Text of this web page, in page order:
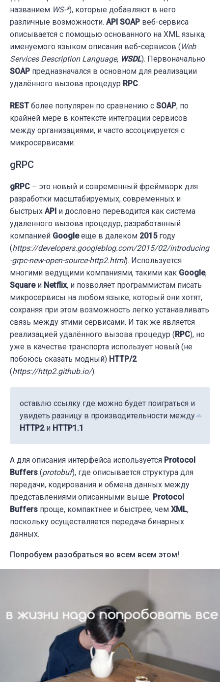
названием WS-*), которые добавляют в него
различные возможности. API SOAP веб-сервиса
описывается с помощью основанного на XML языка,
именуемого языком описания веб-сервисов (Web
Services Description Language, WSDL). Первоначально
SOAP предназначался в основном для реализации
удалённого вызова процедур RPC.
RESTболее популярен по сравнению с SOAP, по
крайней мере в контексте интеграции сервисов
между организациями, и часто ассоциируется с
микросервисами.
gRPC
gRPC – это новый и современный фреймворк для
разработки масштабируемых, современных и
быстрых API и дословно переводится как система
удаленного вызова процедур, разработанный
компанией Googleеще в далеком 2015 году
(https://developers.googleblog.com/2015/02/introducing
-grpc-new-open-source-http2.html). Используется
многими ведущими компаниями, такими как Google,
Squareи Netflix, и позволяет программистам писать
микросервисы на любом языке, который они хотят,
сохраняя при этом возможность легко устанавливать
связь между этими сервисами. И так же является
реализацией удалённого вызова процедур (RPC), но
уже в качестве транспорта использует новый (не
побоюсь сказать модный) HTTP/2
(https://http2.github.io/).
оставлю ссылку где можно будет поиграться и
увидеть разницу в производительности между
HTTP2и HTTP1.1
А для описания интерфейса используется Protocol
Buffers (protobuf), где описывается структура для
передачи, кодирования и обмена данных между
представлениями описанными выше. Protocol
Buffers проще, компактнее и быстрее, чем XML,
поскольку осуществляется передача бинарных
данных.
Попробуем разобраться во всем всем этом!